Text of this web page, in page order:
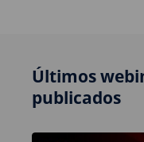
Últimos
publicados